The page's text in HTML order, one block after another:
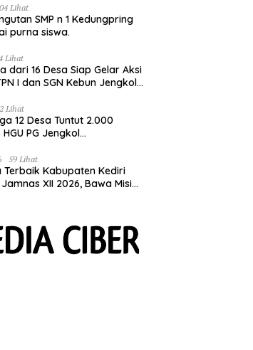
Lihat
SMP n 1 Kedungpring
purna siswa.
Lihat
dari 16 Desa Siap Gelar Aksi
I dan SGN Kebun Jengkol,
Lihat
12 Desa Tuntut 2.000
PG Jengkol
59 Lihat
Terbaik Kabupaten Kediri
XII 2026, Bawa Misi